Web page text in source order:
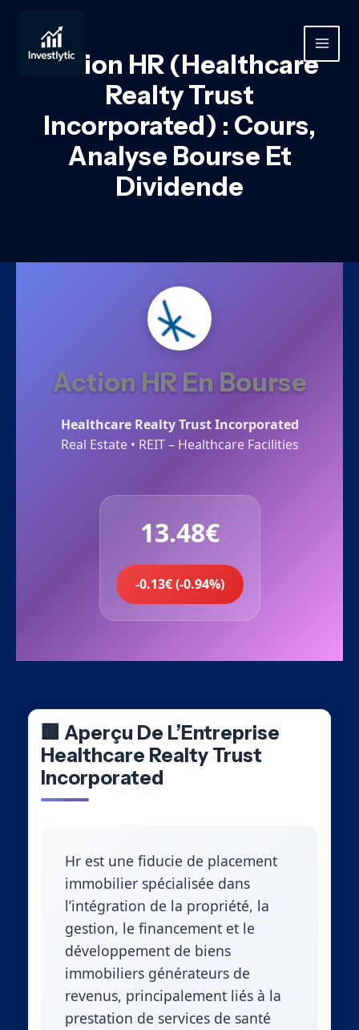
contenu
MAIN
Action HR (Healthcare
Realty Trust
Incorporated) : Cours,
Analyse Bourse Et
Dividende
Action HR En Bourse
Healthcare Realty Trust Incorporated
Real Estate • REIT – Healthcare Facilities
13.48€
-0.13€ (-0.94%)
🏢 Aperçu De L’Entreprise
Healthcare Realty Trust
Incorporated
Hr est une fiducie de placement
immobilier spécialisée dans
l’intégration de la propriété, la
gestion, le financement et le
développement de biens
immobiliers générateurs de
revenus, principalement liés à la
prestation de services de santé